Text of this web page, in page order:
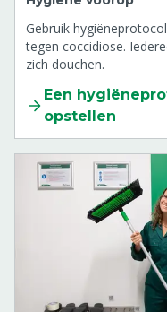
Gebruik
tegen coccidiose.
zich douchen.
Een
opstellen